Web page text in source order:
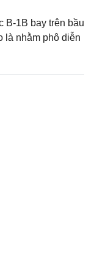
B-1B bay trên bầu
là nhằm phô diễn